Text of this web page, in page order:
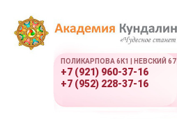
ПОЛИКАРПОВА 6К1 | НЕВСКИЙ 67
+7 (921) 960-37-16
+7 (952) 228-37-16